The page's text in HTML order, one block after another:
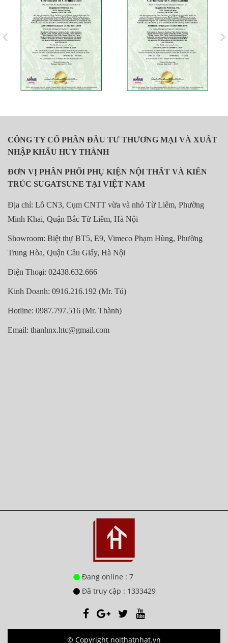
CÔNG TY CỔ PHẦN ĐẦU TƯ THƯƠNG MẠI VÀ XUẤT
NHẬP KHẨU HUY THÀNH
ĐƠN VỊ PHÂN PHỐI PHỤ KIỆN NỘI THẤT VÀ KIẾN
TRÚC SUGATSUNE TẠI VIỆT NAM
Địa chỉ: Lô CN3, Cụm CNTT vừa và nhỏ Từ Liêm, Phường
Minh Khai, Quận Bắc Từ Liêm, Hà Nội
Showroom: Biệt thự BT5, E9, Vimeco Phạm Hùng, Phường
Trung Hòa, Quận Cầu Giấy, Hà Nội
Điện Thoại: 02438.632.666
Kinh Doanh: 0916.216.192 (Mr. Tú)
Hotline: 0987.797.516 (Mr. Thành)
Email: thanhnx.htc@gmail.com
Đang online : 7
Đã truy cập : 1333429
© Copyright noithatnhat.vn